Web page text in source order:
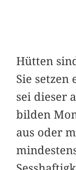
Hütten
Sie setzen
sei dieser
bilden
aus oder